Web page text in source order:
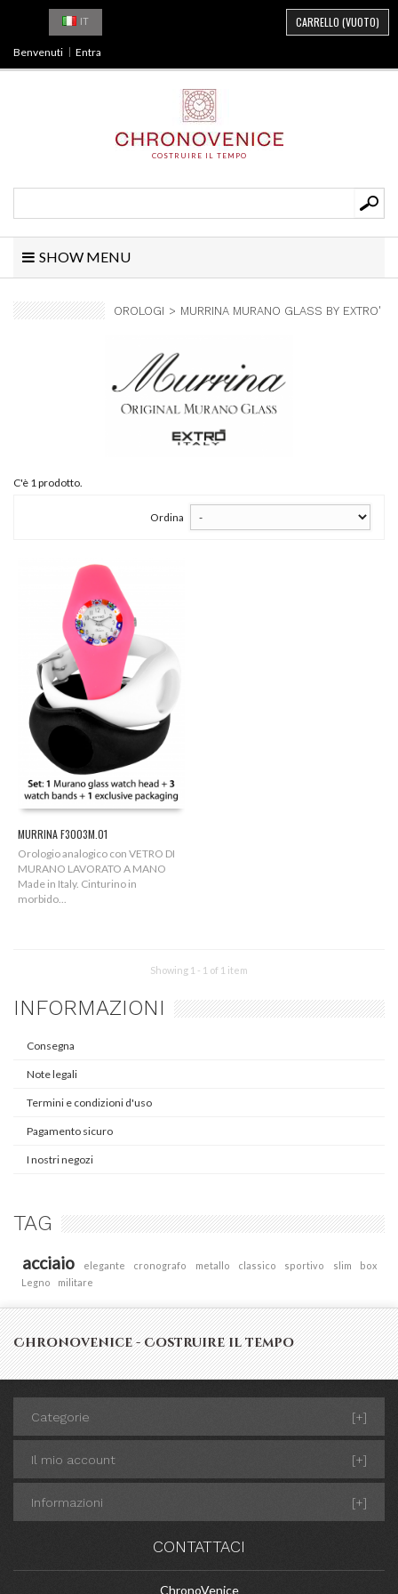
COSTRUIRE IL TEMPO
IT CARRELLO (VUOTO)
Benvenuti Entra
SHOW MENU
OROLOGI > MURRINA MURANO GLASS BY EXTRO'
C'è 1 prodotto.
Ordina
MURRINA F3003M.01
Orologio analogico con VETRO DI
MURANO LAVORATO A MANO
Made in Italy. Cinturino in
morbido...
Showing 1 - 1 of 1 item
INFORMAZIONI
Consegna
Note legali
Termini e condizioni d'uso
Pagamento sicuro
I nostri negozi
TAG
acciaio elegante cronografo metallo classico sportivo slim
box
Legno
militare
Chronovenice - Costruire il tempo
Categorie [+]
Il mio account [+]
Informazioni [+]
CONTATTACI
ChronoVenice